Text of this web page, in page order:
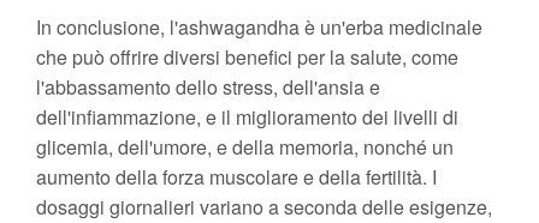
In conclusione, l'ashwagandha è un'erba medicinale
che può offrire diversi benefici per la salute, come
l'abbassamento dello stress, dell'ansia e
dell'infiammazione, e il miglioramento dei livelli di
glicemia, dell'umore, e della memoria, nonché un
aumento della forza muscolare e della fertilità. I
dosaggi giornalieri variano a seconda delle esigenze,